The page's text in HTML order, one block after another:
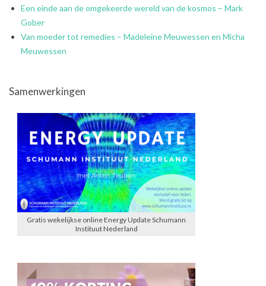
Een einde aan de omgekeerde wereld van de kosmos – Mark
Gober
Van moeder tot remedies – Madeleine Meuwessen en Micha
Meuwessen
Samenwerkingen
Gratis wekelijkse online Energy Update Schumann
Instituut Nederland